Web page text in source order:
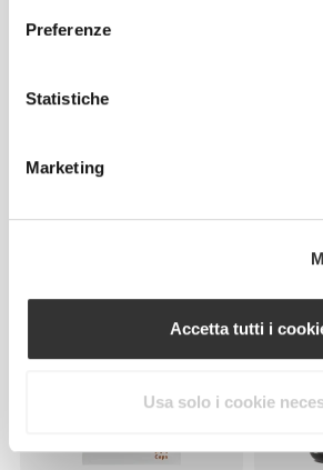
Preferenze
Statistiche
Marketing
Accetta tutti i
Usa solo i cookie
CHF 4.95